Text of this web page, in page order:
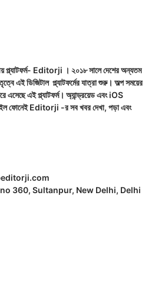
প্ল্যাটফর্ম- Editorji । ২০১৮ সালে দেশের অন্যতম
এই ডিজিটাল প্ল্যাটফর্মের যাত্রা শুরু। অল্প সময়ের
এসেছে এই প্ল্যাটফর্ম। অ্যান্ড্রয়েড এবং iOS
ফোনেই Editorji -র সব খবর দেখা, পড়া এবং
360, Sultanpur, New Delhi, Delhi